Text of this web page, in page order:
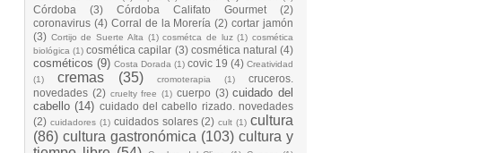
Córdoba (3) Córdoba Califato Gourmet
(2)
coronavirus (4) Corral de la Morería (2) cortar jamón
(3) Cortijo de Suerte Alta (1) cosmétca de luz (1) cosmética
biológica (1) cosmética capilar (3) cosmética natural (4)
cosméticos (9) Costa Dorada (1) covic 19 (4) Creatividad
(1)
cremas (35) cromoterapia (1)
cruceros.
novedades (2) cruelty free (1) cuerpo (3) cuidado del
cabello (14) cuidado del cabello rizado. novedades
(2) cuidadores (1) cuidados solares (2) cult (1) cultura
(86) cultura gastronómica (103) cultura y